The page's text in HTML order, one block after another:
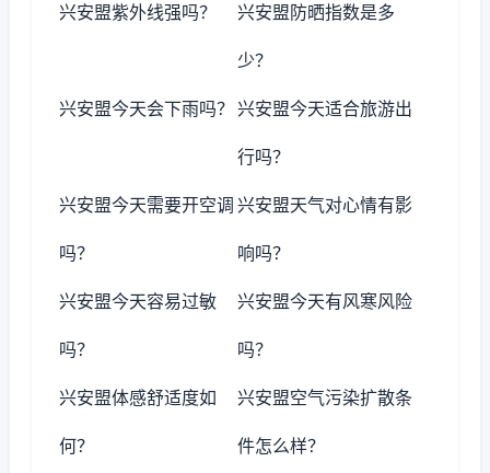
兴安盟紫外线强吗？ 兴安盟防晒指数是多
少？
兴安盟今天会下雨吗？ 兴安盟今天适合旅游出
行吗？
兴安盟今天需要开空调
吗？
兴安盟天气对心情有影
响吗？
兴安盟今天容易过敏
吗？
兴安盟今天有风寒风险
吗？
兴安盟体感舒适度如
何？
兴安盟空气污染扩散条
件怎么样？